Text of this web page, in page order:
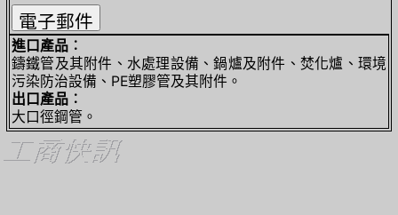
進口產品︰
鑄鐵管及其附件、水處理設備、鍋爐及附件、焚化爐、環境
污染防治設備、PE塑膠管及其附件。
出口產品︰
大口徑鋼管。